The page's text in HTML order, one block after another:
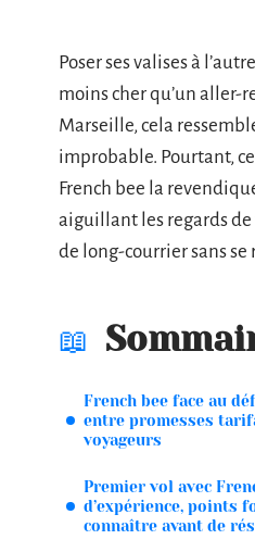
Poser ses valises à
moins cher qu’un aller-
Marseille, cela
improbable. Pourtant,
French bee la
aiguillant les regards
de long-courrier sans se
French bee face au
entre promesses
voyageurs
Premier vol avec
d’expérience, points
connaître avant de